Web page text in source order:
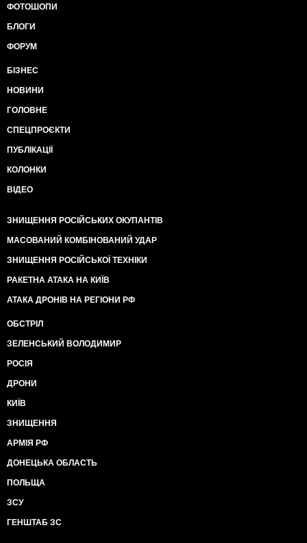
ФОТОШОПИ
БЛОГИ
ФОРУМ
БІЗНЕС
НОВИНИ
ГОЛОВНЕ
СПЕЦПРОЄКТИ
ПУБЛІКАЦІЇ
КОЛОНКИ
ВІДЕО
ЗНИЩЕННЯ РОСІЙСЬКИХ ОКУПАНТІВ
МАСОВАНИЙ КОМБІНОВАНИЙ УДАР
ЗНИЩЕННЯ РОСІЙСЬКОЇ ТЕХНІКИ
РАКЕТНА АТАКА НА КИЇВ
АТАКА ДРОНІВ НА РЕГІОНИ РФ
ОБСТРІЛ
ЗЕЛЕНСЬКИЙ ВОЛОДИМИР
РОСІЯ
ДРОНИ
КИЇВ
ЗНИЩЕННЯ
АРМІЯ РФ
ДОНЕЦЬКА ОБЛАСТЬ
ПОЛЬЩА
ЗСУ
ГЕНШТАБ ЗС